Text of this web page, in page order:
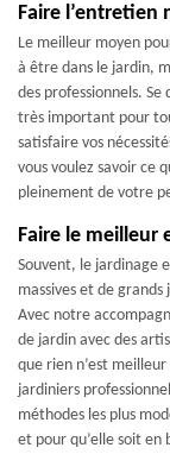
Faire l’entretien
Le meilleur moyen
à être dans le jardin,
des professionnels.
très important pour
satisfaire vos
vous voulez savoir ce
pleinement de votre
Faire le meilleur
Souvent, le jardinage
massives et de
Avec notre
de jardin avec des
que rien n’est
jardiniers
méthodes les plus
et pour qu’elle soit en